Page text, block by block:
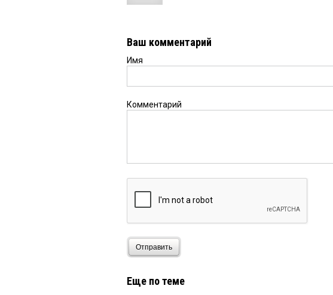
Ваш комментарий
Имя
Комментарий
Отправить
Еще по теме